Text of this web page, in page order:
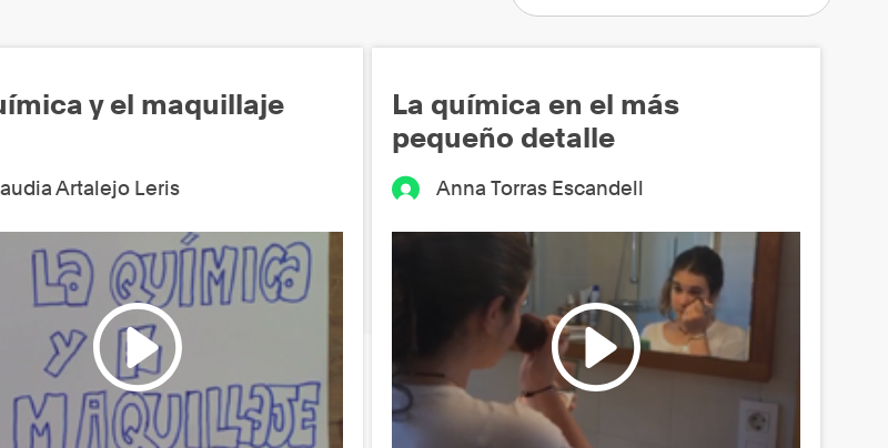
y el maquillaje
Artalejo Leris
La química en el más
pequeño detalle
Anna Torras Escandell